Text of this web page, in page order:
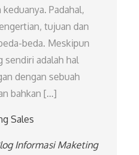
Padahal,
tujuan dan
beda. Meskipun
sendiri adalah hal
dengan sebuah
bahkan […]
Sales
Informasi Maketing